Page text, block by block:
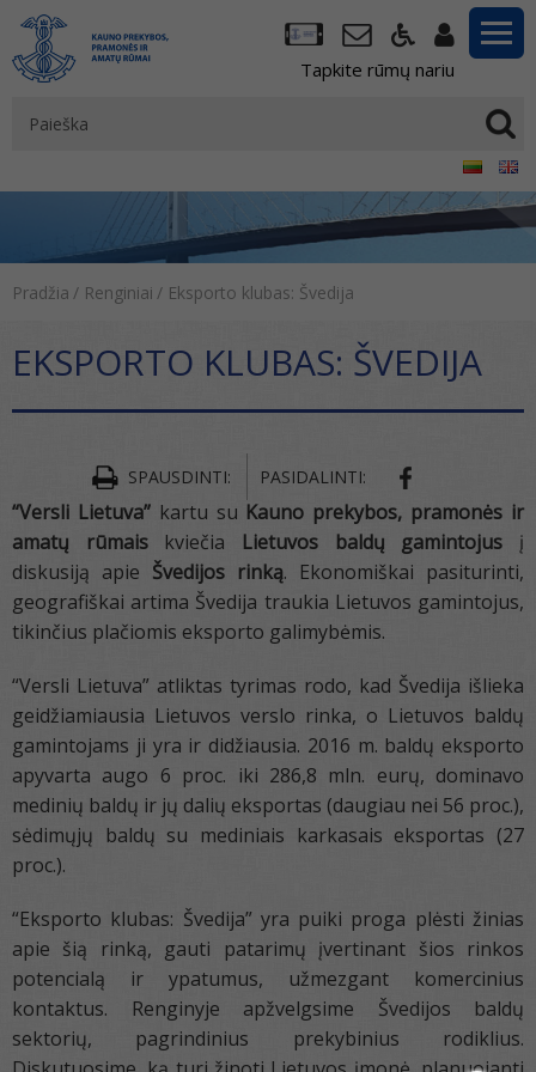
Tapkite rūmų nariu
Pradžia / Renginiai / Eksporto klubas: Švedija
EKSPORTO KLUBAS: ŠVEDIJA
SPAUSDINTI: PASIDALINTI:
“Versli Lietuva” kartu su Kauno prekybos, pramonės ir
amatų rūmais kviečia Lietuvos baldų gamintojus į
diskusiją apie Švedijos rinką. Ekonomiškai pasiturinti,
geografiškai artima Švedija traukia Lietuvos gamintojus,
tikinčius plačiomis eksporto galimybėmis.
“Versli Lietuva” atliktas tyrimas rodo, kad Švedija išlieka
geidžiamiausia Lietuvos verslo rinka, o Lietuvos baldų
gamintojams ji yra ir didžiausia. 2016 m. baldų eksporto
apyvarta augo 6 proc. iki 286,8 mln. eurų, dominavo
medinių baldų ir jų dalių eksportas (daugiau nei 56 proc.),
sėdimųjų baldų su mediniais karkasais eksportas (27
proc.).
“Eksporto klubas: Švedija” yra puiki proga plėsti žinias
apie šią rinką, gauti patarimų įvertinant šios rinkos
potencialą ir ypatumus, užmezgant komercinius
kontaktus. Renginyje apžvelgsime Švedijos baldų
sektorių, pagrindinius prekybinius rodiklius.